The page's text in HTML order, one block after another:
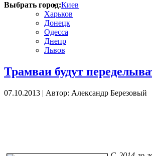
Выбрать город:Киев
Харьков
Донецк
Одесса
Днепр
Львов
Трамваи будут
07.10.2013 | Автор: Александр Березовый